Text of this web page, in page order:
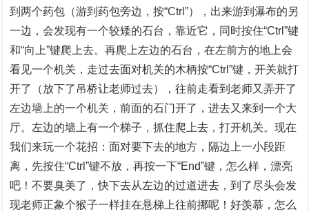
到两个药包（游到药包旁边，按“Ctrl”），出来游到瀑布的另
一边，会发现有一个较矮的石台，靠近它，同时按住“Ctrl”键
和“向上”键爬上去。再爬上左边的石台，在左前方的地上会
看见一个机关，走过去面对机关的木柄按“Ctrl”键，开关就打
开了（放下了吊桥让老师过去），往前走看到老师又弄开了
左边墙上的一个机关，前面的石门开了，进去又来到一个大
厅。左边的墙上有一个梯子，抓住爬上去，打开机关。现在
我们来玩一个花招：面对要下去的地方，隔边上一小段距
离，先按住“Ctrl”键不放，再按一下“End”键，怎么样，漂亮
吧！不要臭美了，快下去从左边的过道进去，到了尽头会发
现老师正象个猴子一样挂在悬梯上往前挪呢！好羡慕，怎么